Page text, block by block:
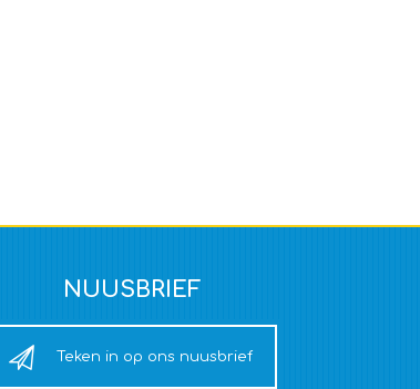
NUUSBRIEF
Teken in op ons nuusbrief